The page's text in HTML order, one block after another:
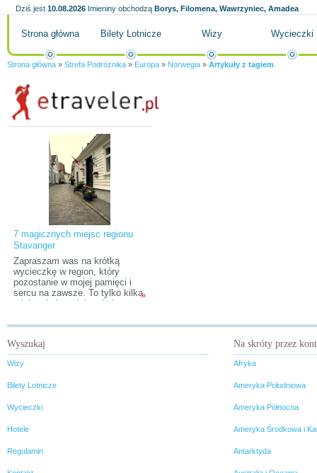
Dziś jest 10.08.2026 Imieniny obchodzą Borys, Filomena, Wawrzyniec, Amadea
Strona główna Bilety Lotnicze Wizy Wycieczki
Strona główna » Strefa Podróżnika » Europa » Norwegia » Artykuły z tagiem
7 magicznych miejsc regionu
Stavanger
Zapraszam was na krótką
wycieczkę w region, który
pozostanie w mojej pamięci i
sercu na zawsze. To tylko kilka
miejsc, które udało mi się
głęboko wierzę, że to nie koniec
»
Wyszukaj
Wizy
Bilety Lotnicze
Wycieczki
Hotele
Regulamin
Na skróty przez
Afryka
Ameryka Południowa
Ameryka Północna
Ameryka Środkowa i
Antarktyda